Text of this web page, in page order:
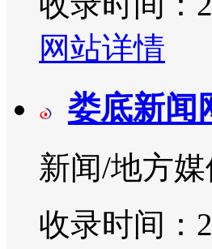
网站详情
娄底新闻
新闻/地方
收录时间：